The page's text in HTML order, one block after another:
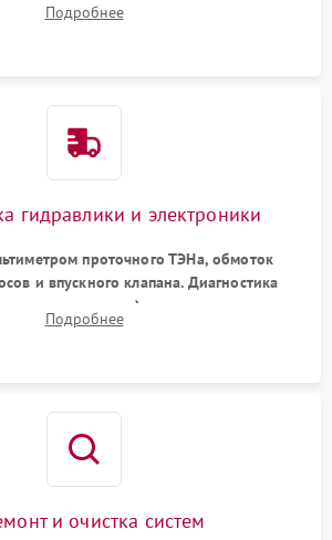
насосу, ТЭНу и сливной помпе.
Подробнее
гидравлики и электроники
проточного ТЭНа, обмоток
и впускного клапана. Диагностика
уровня воды), датчика мутности,
и электронного модуля управления.
Подробнее
и очистка систем